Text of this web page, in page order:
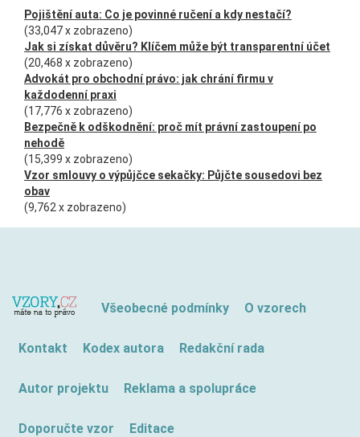
Pojištění auta: Co je povinné ručení a kdy nestačí?
(33,047 x zobrazeno)
Jak si získat důvěru? Klíčem může být transparentní účet
(20,468 x zobrazeno)
Advokát pro obchodní právo: jak chrání firmu v
každodenní praxi
(17,776 x zobrazeno)
Bezpečně k odškodnění: proč mít právní zastoupení po
nehodě
(15,399 x zobrazeno)
Vzor smlouvy o výpůjčce sekačky: Půjčte sousedovi bez
obav
(9,762 x zobrazeno)
Všeobecné podmínky O vzorech
Kontakt Kodex autora Redakční rada
Autor projektu Reklama a spolupráce
Doporučte vzor Editace